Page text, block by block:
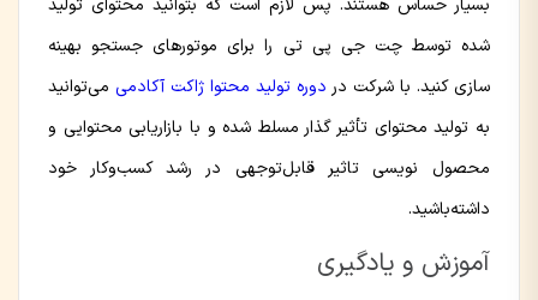
بسیار حساس هستند. پس لازم است که بتوانید محتوای تولید
شده توسط چت جی پی تی را برای موتورهای جستجو بهینه
سازی کنید. با شرکت در دوره تولید محتوا ژاکت آکادمی می‌توانید
به تولید محتوای تأثیر گذار مسلط شده و با بازاریابی محتوایی و
محصول نویسی تاثیر قابل‌توجهی در رشد کسب‌وکار خود
داشته‌‌باشید.
آموزش و یادگیری